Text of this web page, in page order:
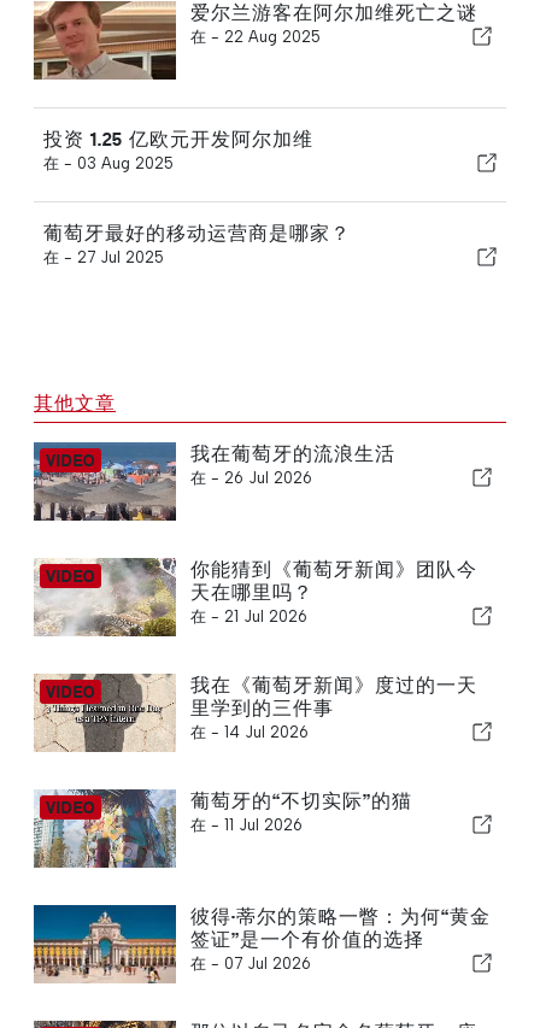
爱尔兰游客在阿尔加维死亡之谜
在 - 22 Aug 2025
投资 1.25 亿欧元开发阿尔加维
在 - 03 Aug 2025
葡萄牙最好的移动运营商是哪家？
在 - 27 Jul 2025
其他文章
我在葡萄牙的流浪生活
在 - 26 Jul 2026
你能猜到《葡萄牙新闻》团队今
天在哪里吗？
在 - 21 Jul 2026
我在《葡萄牙新闻》度过的一天
里学到的三件事
在 - 14 Jul 2026
葡萄牙的“不切实际”的猫
在 - 11 Jul 2026
彼得·蒂尔的策略一瞥：为何“黄金
签证”是一个有价值的选择
在 - 07 Jul 2026